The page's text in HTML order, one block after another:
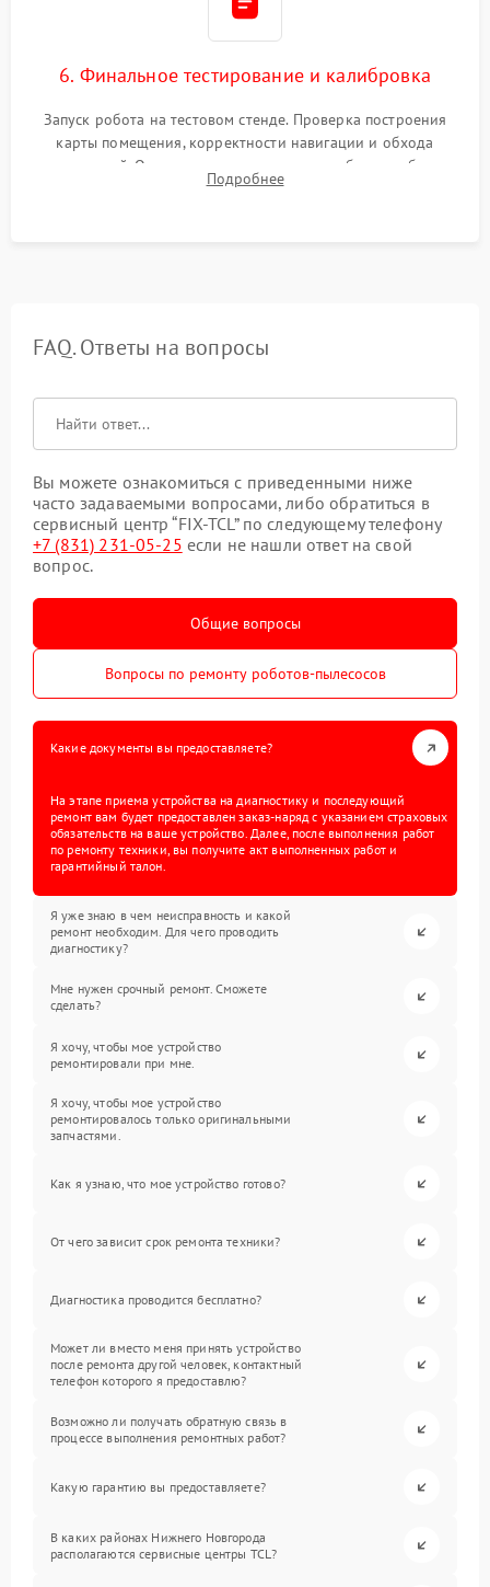
6. Финальное тестирование и калибровка
Запуск робота на тестовом стенде. Проверка построения
карты помещения, корректности навигации и обхода
препятствий. Оценка силы всасывания и работы турбины.
Тестирование автоматического возврата на док-станцию и
Подробнее
FAQ. Ответы на вопросы
Вы можете ознакомиться с приведенными ниже
часто задаваемыми вопросами, либо обратиться в
сервисный центр “FIX-TCL” по следующему телефону
+7 (831) 231-05-25 если не нашли ответ на свой
вопрос.
Общие вопросы
Вопросы по ремонту роботов-пылесосов
Какие документы вы предоставляете?
На этапе приема устройства на диагностику и последующий
ремонт вам будет предоставлен заказ-наряд с указанием страховых
обязательств на ваше устройство. Далее, после выполнения работ
по ремонту техники, вы получите акт выполненных работ и
гарантийный талон.
Я уже знаю в чем неисправность и какой
ремонт необходим. Для чего проводить
диагностику?
Мне нужен срочный ремонт. Сможете
сделать?
Я хочу, чтобы мое устройство
ремонтировали при мне.
Я хочу, чтобы мое устройство
ремонтировалось только оригинальными
запчастями.
Как я узнаю, что мое устройство готово?
От чего зависит срок ремонта техники?
Диагностика проводится бесплатно?
Может ли вместо меня принять устройство
после ремонта другой человек, контактный
телефон которого я предоставлю?
Возможно ли получать обратную связь в
процессе выполнения ремонтных работ?
Какую гарантию вы предоставляете?
В каких районах Нижнего Новгорода
располагаются сервисные центры TCL?